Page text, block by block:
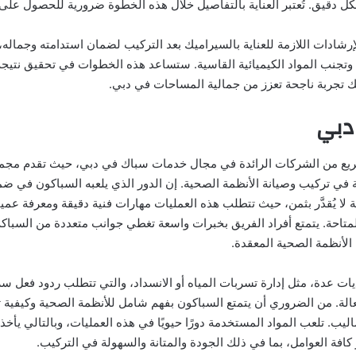
دقيق. تُعتبر العناية بالتفاصيل خلال هذه الخطوة ضرورية للحصول على
اللازمة للعناية بالسيراميك بعد التركيب لضمان استدامته
المواد الكيميائية القاسية. ستساعد هذه الخطوات في تحقيق نتيجة
تجربة ناجحة تعزز من جمالية المساحات في دبي.
من الشركات الرائدة في مجال خدمات سباك في دبي، حيث تقدم
تركيب وصيانة الأنظمة الصحية. إن الدور الذي يلعبه السباكون في
لا يُقدَّر بثمن، حيث تتطلب هذه العمليات مهارات فنية دقيقة ومعرفة
يتمتع أفراد الفريق بخبرات واسعة تغطي جوانب متعددة من
الصحية المعقدة.
عدة، مثل إدارة تسربات المياه أو الانسداد، والتي تتطلب ردود فعل
من الضروري أن يتمتع السباكون بفهم شامل للأنظمة الصحية وكيفية
تلعب المواد المستخدمة دورًا حيويًا في هذه العمليات، وبالتالي
كافة العوامل، بما في ذلك الجودة والمتانة والسهولة في التركيب.